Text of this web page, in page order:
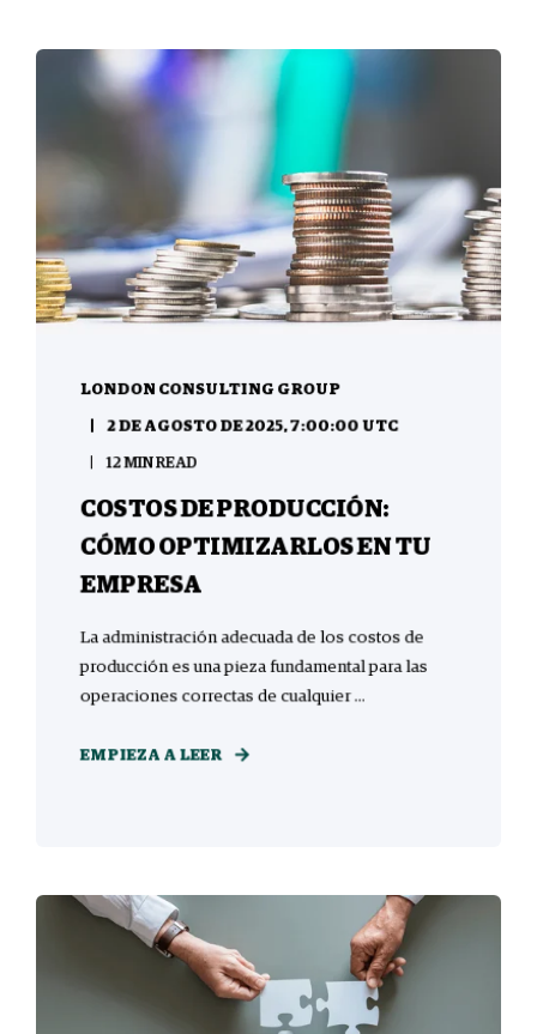
LONDON CONSULTING GROUP
2 DE AGOSTO DE 2025, 7:00:00 UTC
12 MIN READ
COSTOS DE PRODUCCIÓN:
CÓMO OPTIMIZARLOS EN TU
EMPRESA
La administración adecuada de los costos de
producción es una pieza fundamental para las
operaciones correctas de cualquier ...
EMPIEZA A LEER